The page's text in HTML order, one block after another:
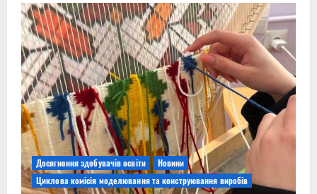
Досягнення здобувачів освіти
Новини
Циклова комісія моделювання та конструювання виробів